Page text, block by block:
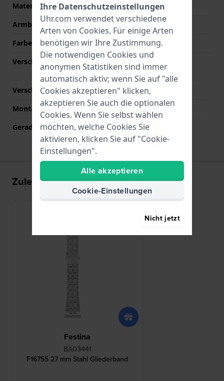
Material des Armbands
Edelstahl
Armbandbreite
27 mm
Farbe des Armbands
Silber
Verschlusstyp
Druckknöpfen
Verschlussfarbe
Silber
Montagetyp
Druckstifte
Gerade Bandhalterung
Nein
Zuletzt angesehen
Festina
BA03441
F16755 27 mm Stahl Gliederband
Ihre Datenschutzeinstellungen
Uhr.com verwendet verschiedene
Arten von Cookies. Für einige Arten
benötigen wir Ihre Zustimmung.
Die notwendigen Cookies und
anonymen Statistiken sind immer
automatisch aktiv; wenn Sie auf "alle
Cookies akzeptieren" klicken,
akzeptieren Sie auch die optionalen
Cookies. Wenn Sie selbst wählen
möchten, welche Cookies Sie
aktivieren, klicken Sie auf "Cookie-
Einstellungen".
Alle akzeptieren
Cookie-Einstellungen
Nicht jetzt